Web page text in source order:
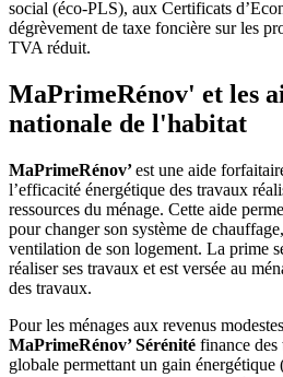
social (éco-PLS), aux Certificats
dégrèvement de taxe foncière sur les
TVA réduit.
MaPrimeRénov' et les
nationale de l'habitat
MaPrimeRénov’est une aide
l’efficacité énergétique des travaux
ressources du ménage. Cette aide
pour changer son système de
ventilation de son logement. La prime
réaliser ses travaux et est versée au
des travaux.
Pour les ménages aux revenus
MaPrimeRénov’ Sérénité finance
globale permettant un gain énergétique